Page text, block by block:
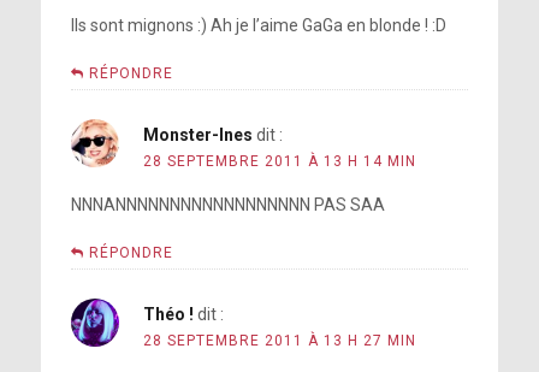
Ils sont mignons :) Ah je l’aime GaGa en blonde ! :D
RÉPONDRE
Monster-Ines dit :
28 SEPTEMBRE 2011 À 13 H 14 MIN
NNNANNNNNNNNNNNNNNNNNN PAS SAA
RÉPONDRE
Théo ! dit :
28 SEPTEMBRE 2011 À 13 H 27 MIN